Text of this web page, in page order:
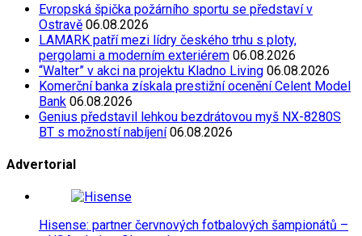
Evropská špička požárního sportu se představí v
Ostravě 06.08.2026
LAMARK patří mezi lídry českého trhu s ploty,
pergolami a moderním exteriérem 06.08.2026
“Walter” v akci na projektu Kladno Living 06.08.2026
Komerční banka získala prestižní ocenění Celent Model
Bank 06.08.2026
Genius představil lehkou bezdrátovou myš NX-8280S
BT s možností nabíjení 06.08.2026
Advertorial
Hisense: partner červnových fotbalových šampionátů –